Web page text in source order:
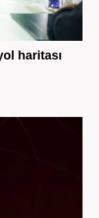
haritası